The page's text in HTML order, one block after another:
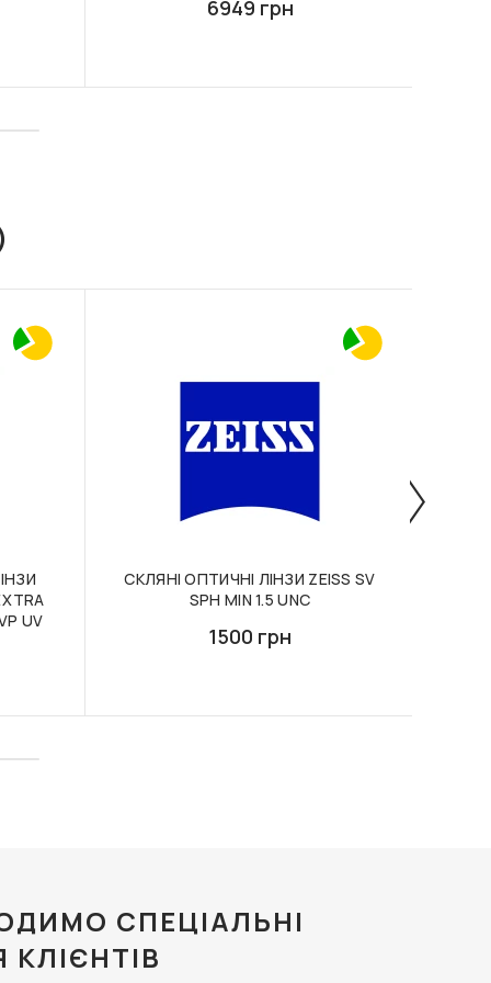
6949 грн
UV
СКЛЯНІ ОПТИЧНІ ЛІНЗИ ZEISS SV
SPH MIN 1.5 UNC
1500 грн
СПЕЦІАЛЬНІ
КЛІЄНТІВ